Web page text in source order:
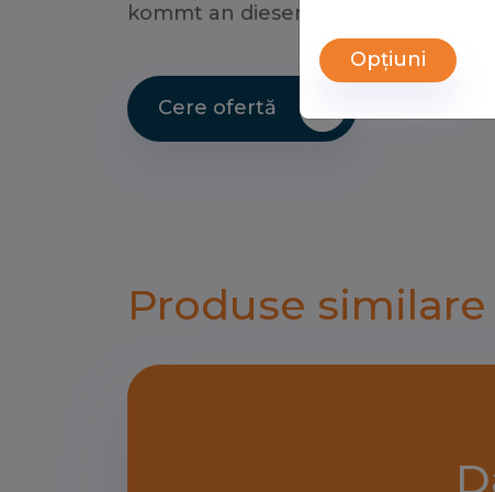
kommt an diesem Angebot kaum
Cere ofertă
Produse similare
Opțiuni